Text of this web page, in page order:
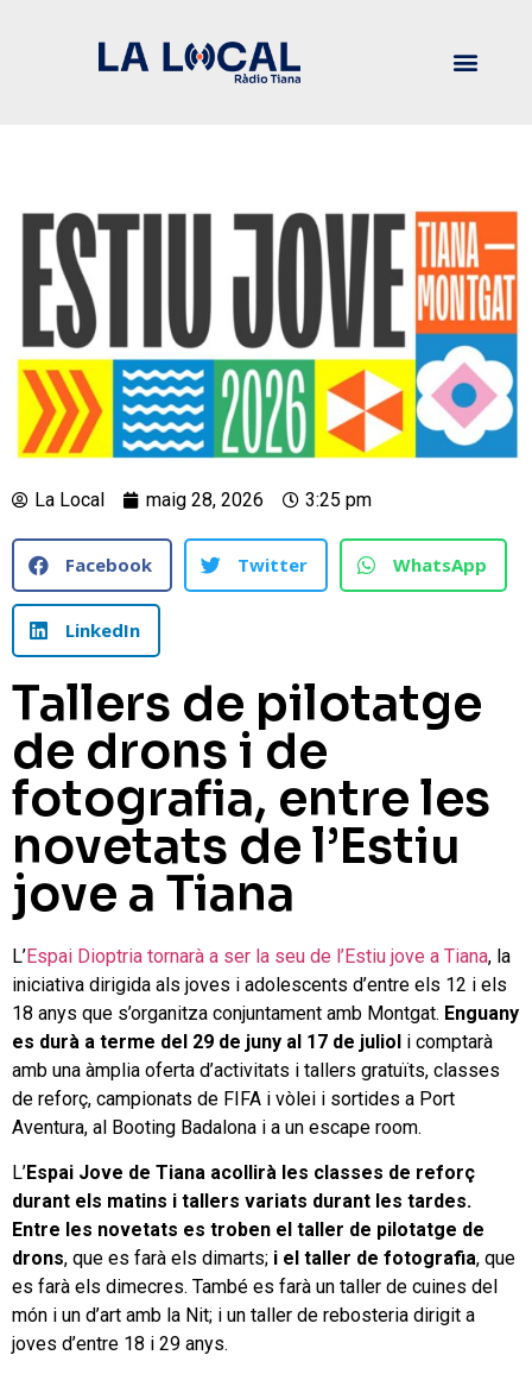
La Local maig 28, 2026 3:25 pm
Facebook Twitter WhatsApp
LinkedIn
Tallers de pilotatge
de drons i de
fotografia, entre les
novetats de l’Estiu
jove a Tiana
L’Espai Dioptria tornarà a ser la seu de l’Estiu jove a Tiana, la
iniciativa dirigida als joves i adolescents d’entre els 12 i els
18 anys que s’organitza conjuntament amb Montgat. Enguany
es durà a terme del 29 de juny al 17 de juliol i comptarà
amb una àmplia oferta d’activitats i tallers gratuïts, classes
de reforç, campionats de FIFA i vòlei i sortides a Port
Aventura, al Booting Badalona i a un escape room.
L’Espai Jove de Tiana acollirà les classes de reforç
durant els matins i tallers variats durant les tardes.
Entre les novetats es troben el taller de pilotatge de
drons, que es farà els dimarts; i el taller de fotografia, que
es farà els dimecres. També es farà un taller de cuines del
món i un d’art amb la Nit; i un taller de rebosteria dirigit a
joves d’entre 18 i 29 anys.